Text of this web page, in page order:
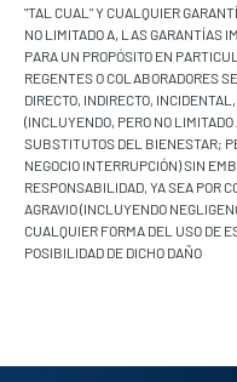
"TAL CUAL" Y CUALQUIER
NO LIMITADO A, LAS GARANTÍAS
PARA UN PROPÓSITO EN
REGENTES O COLABORADORES
DIRECTO, INDIRECTO,
(INCLUYENDO, PERO NO
SUBSTITUTOS DEL BIENESTAR;
NEGOCIO INTERRUPCIÓN) SIN
RESPONSABILIDAD, YA SEA POR
AGRAVIO (INCLUYENDO
CUALQUIER FORMA DEL USO DE
POSIBILIDAD DE DICHO DAÑO